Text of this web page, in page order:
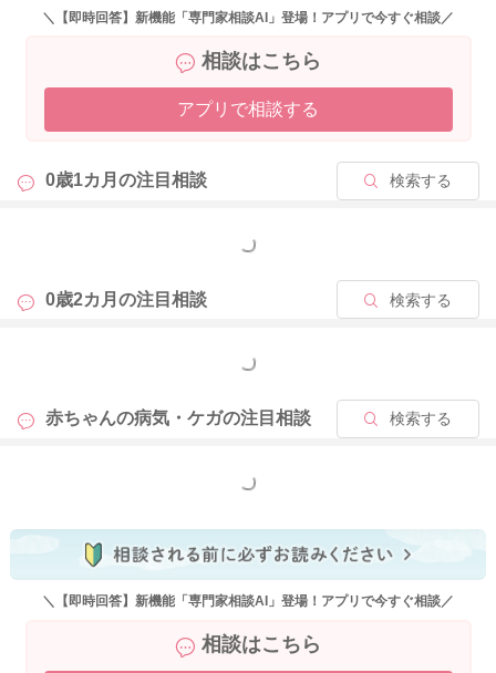
特にお子さんが痛がったり、触るのを嫌がったりすることがな
腫れてきたり、お子さんが痛がったりすることがあれば、小児
科か皮膚科でご相談なさってくださいね。
2026/4/18 15:16
＼【即時回答】新機能「専門家相談AI」登場！アプリで今すぐ相談／
相談はこちら
アプリで相談する
0歳1カ月の注目相談 検索する
もっと見る
0歳2カ月の注目相談 検索する
もっと見る
赤ちゃんの病気・ケガの注目相談 検索する
もっと見る
＼【即時回答】新機能「専門家相談AI」登場！アプリで今すぐ相談／
相談はこちら